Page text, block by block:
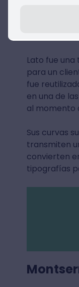
Lato
Lato fue
para un
fue
en una de
al momento
Sus curvas
transmiten
convierten
tipografías